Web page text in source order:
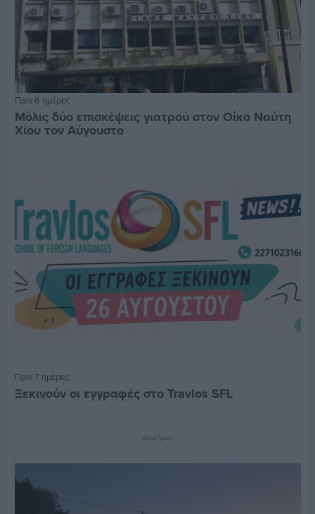
Πριν 6 ημέρες
Μόλις δύο επισκέψεις γιατρού στον Οίκο Ναύτη
Χίου τον Αύγουστο
Πριν 7 ημέρες
Ξεκινούν οι εγγραφές στο Travlos SFL
Διαφήμιση